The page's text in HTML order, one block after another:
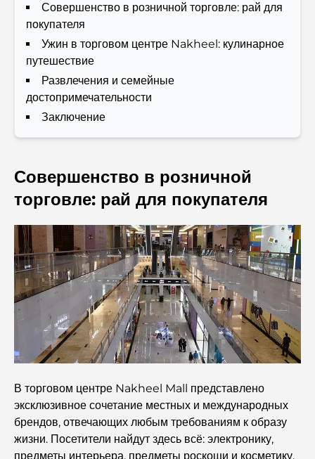
Топ-7 тренажерных залов в районе Dubai Hills:
фитнес на высшем уровне.
Палм-Джумейра
Откройте для себя лучшие завтраки в районе
Business Bay, Дубай.
Государственные больницы Дубая: комплексное
медицинское обслуживание для всех.
Самый дорогой Lamborghini в истории: полный
список коллекционных экземпляров
Самая дорогая школа GEMS в Дубае: полное
руководство для родителей
Лучшие школы рядом с Damac Hills 2: путеводитель
для семей
путешествие.
Откройте для себя прогулочную дорожку Палм-
Джумейра: прогулка среди роскоши и великолепных
видов.
Совершенство в розничной торговле: рай для
покупателя
Ужин в торговом центре Nakheel: кулинарное
путешествие
Развлечения и семейные
достопримечательности
Заключение
Совершенство в розничной
торговле: рай для покупателя
В торговом центре Nakheel Mall представлено
эксклюзивное сочетание местных и международных
брендов, отвечающих любым требованиям к образу
жизни. Посетители найдут здесь всё: электронику,
предметы интерьера, предметы роскоши и косметику.